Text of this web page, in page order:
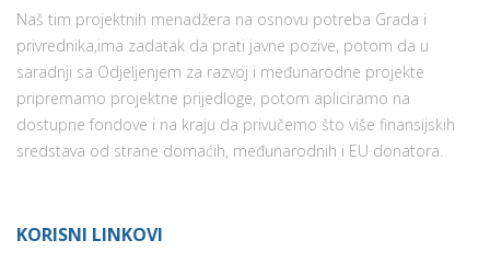
Naš tim projektnih menadžera na osnovu potreba Grada i
privrednika,ima zadatak da prati javne pozive, potom da u
saradnji sa Odjeljenjem za razvoj i međunarodne projekte
pripremamo projektne prijedloge, potom apliciramo na
dostupne fondove i na kraju da privučemo što više finansijskih
sredstava od strane domaćih, međunarodnih i EU donatora.
KORISNI LINKOVI